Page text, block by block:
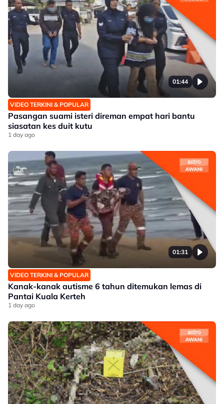
01:44
VIDEO TERKINI & POPULAR
Pasangan suami isteri direman empat hari bantu
siasatan kes duit kutu
1 day ago
01:31
VIDEO TERKINI & POPULAR
Kanak-kanak autisme 6 tahun ditemukan lemas di
Pantai Kuala Kerteh
1 day ago